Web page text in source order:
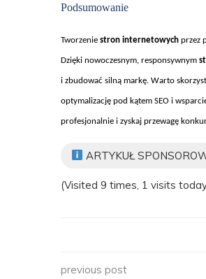
Podsumowanie
Tworzenie stron internetowych przez
Dzięki nowoczesnym, responsywnym
i zbudować silną markę. Warto
optymalizację pod kątem SEO i
profesjonalnie i zyskaj przewagę
ARTYKUŁ
(Visited 9 times, 1 visits
previous post